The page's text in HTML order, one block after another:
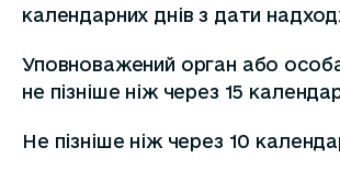
календарних днів з дати
Уповноважений орган або особа
не пізніше ніж через 15
Не пізніше ніж через 10